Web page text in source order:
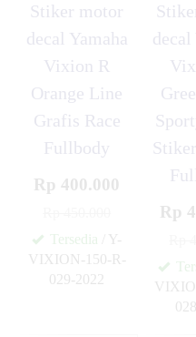
Stiker motor
decal Yamaha
Vixion R
Orange Line
Grafis Race
Fullbody
Rp 400.000
Tersedia / Y-
VIXION-150-R-
029-2022
decal
Rp